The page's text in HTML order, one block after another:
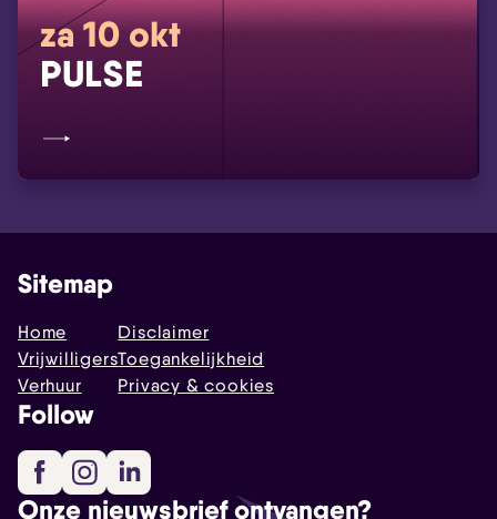
za 10 okt
PULSE
Sitemap
Home
Vrijwilligers
Verhuur
Disclaimer
Toegankelijkheid
Privacy & cookies
Follow
FacebookInstagram
Onze nieuwsbrief ontvangen?